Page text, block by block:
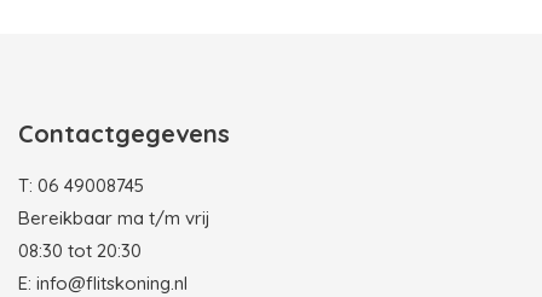
Contactgegevens
T: 06 49008745
Bereikbaar ma t/m vrij
08:30 tot 20:30
E: info@flitskoning.nl